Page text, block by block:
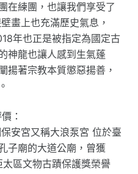
在練團，也讓我們享受了
畫上也充滿歷史氣息，
年也正是被指定為國定古
神龍也讓人感到生氣蓬
揚著宗教本質懲惡揚善，
：
安宮又稱大浪泵宮 位於臺
子廟的大道公廟，曾獲
區文物古蹟保護獎榮譽